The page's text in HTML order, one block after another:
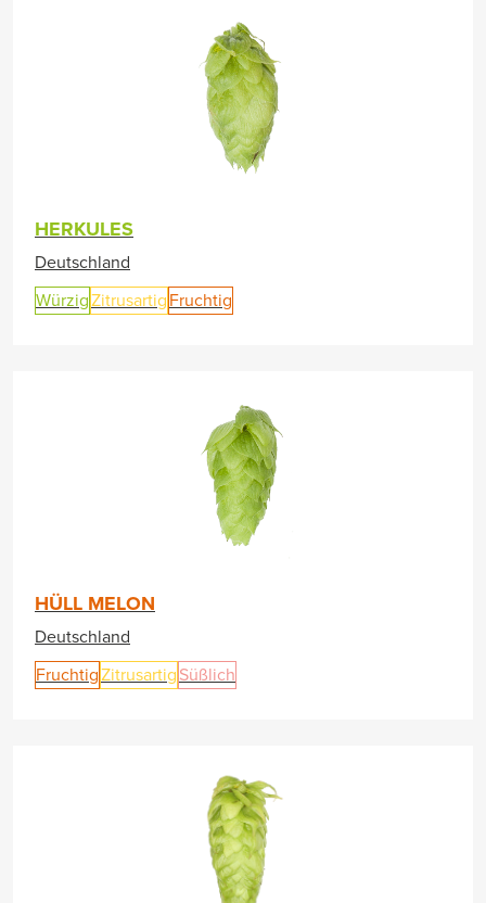
HERKULES
Deutschland
WürzigZitrusartig Fruchtig
HÜLL MELON
Deutschland
FruchtigZitrusartig Süßlich